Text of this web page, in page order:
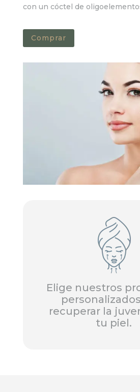
con un cóctel de
Comprar
Elige nuestros
recuperar la
tu piel.